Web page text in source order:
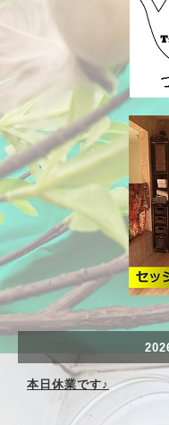
本日休業です♪